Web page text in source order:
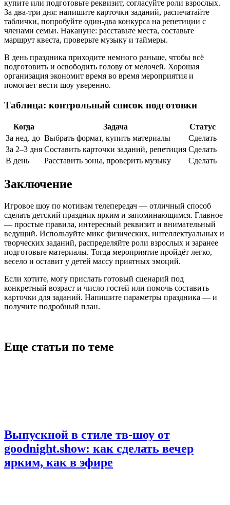
купите или подготовьте реквизит, согласуйте роли взрослых.
За два-три дня: напишите карточки заданий, распечатайте
таблички, попробуйте один-два конкурса на репетиции с
членами семьи. Накануне: расставьте места, составьте
маршрут квеста, проверьте музыку и таймеры.
В день праздника приходите немного раньше, чтобы всё
подготовить и освободить голову от мелочей. Хорошая
организация экономит время во время мероприятия и
помогает вести шоу уверенно.
Таблица: контрольный список подготовки
Когда Задача
Статус
За нед. до Выбрать формат, купить материалы
Сделать
За 2–3 дня Составить карточки заданий, репетиция Сделать
В день
Расставить зоны, проверить музыку Сделать
Заключение
Игровое шоу по мотивам телепередач — отличный способ
сделать детский праздник ярким и запоминающимся. Главное
— простые правила, интересный реквизит и внимательный
ведущий. Используйте микс физических, интеллектуальных и
творческих заданий, распределяйте роли взрослых и заранее
подготовьте материалы. Тогда мероприятие пройдёт легко,
весело и оставит у детей массу приятных эмоций.
Если хотите, могу прислать готовый сценарий под
конкретный возраст и число гостей или помочь составить
карточки для заданий. Напишите параметры праздника — и
получите подробный план.
Еще статьи по теме
Выпускной в стиле тв-шоу от
goodnight.show: как сделать вечер
ярким, как в эфире